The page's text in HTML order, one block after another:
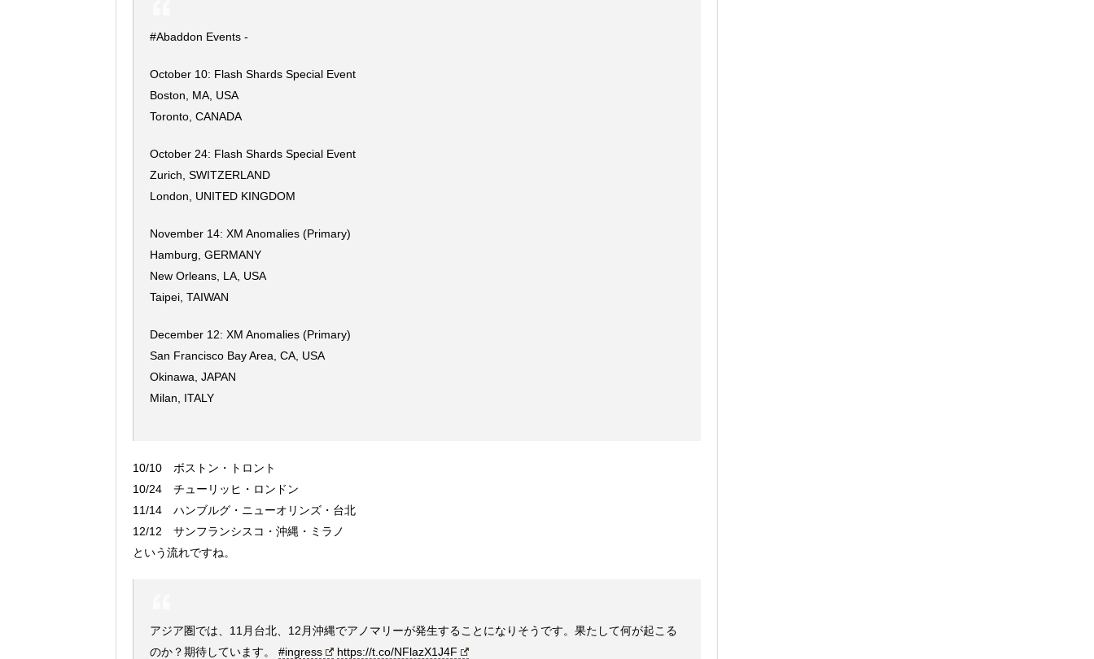
#Abaddon Events -
October 10: Flash Shards Special Event
Boston, MA, USA
Toronto, CANADA
October 24: Flash Shards Special Event
Zurich, SWITZERLAND
London, UNITED KINGDOM
November 14: XM Anomalies (Primary)
Hamburg, GERMANY
New Orleans, LA, USA
Taipei, TAIWAN
December 12: XM Anomalies (Primary)
San Francisco Bay Area, CA, USA
Okinawa, JAPAN
Milan, ITALY
10/10 ボストン・トロント
10/24 チューリッヒ・ロンドン
11/14 ハンブルグ・ニューオリンズ・台北
12/12 サンフランシスコ・沖縄・ミラノ
という流れですね。
アジア圏では、11月台北、12月沖縄でアノマリーが発生することになりそうです。果たして何が起こる
のか？期待しています。 #ingress https://t.co/NFlazX1J4F